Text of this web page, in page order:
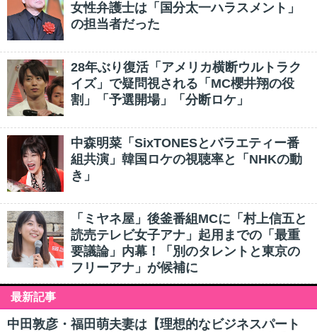
女性弁護士は「国分太一ハラスメント」
の担当者だった
28年ぶり復活「アメリカ横断ウルトラク
イズ」で疑問視される「MC櫻井翔の役
割」「予選開場」「分断ロケ」
中森明菜「SixTONESとバラエティー番
組共演」韓国ロケの視聴率と「NHKの動
き」
「ミヤネ屋」後釜番組MCに「村上信五と
読売テレビ女子アナ」起用までの「最重
要議論」内幕！「別のタレントと東京の
フリーアナ」が候補に
最新記事
中田敦彦・福田萌夫妻は【理想的なビジネスパート